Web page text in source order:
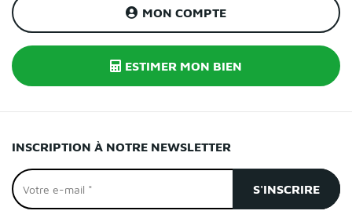
MON COMPTE
ESTIMER MON BIEN
INSCRIPTION À NOTRE NEWSLETTER